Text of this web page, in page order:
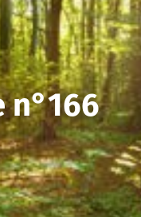
n°166